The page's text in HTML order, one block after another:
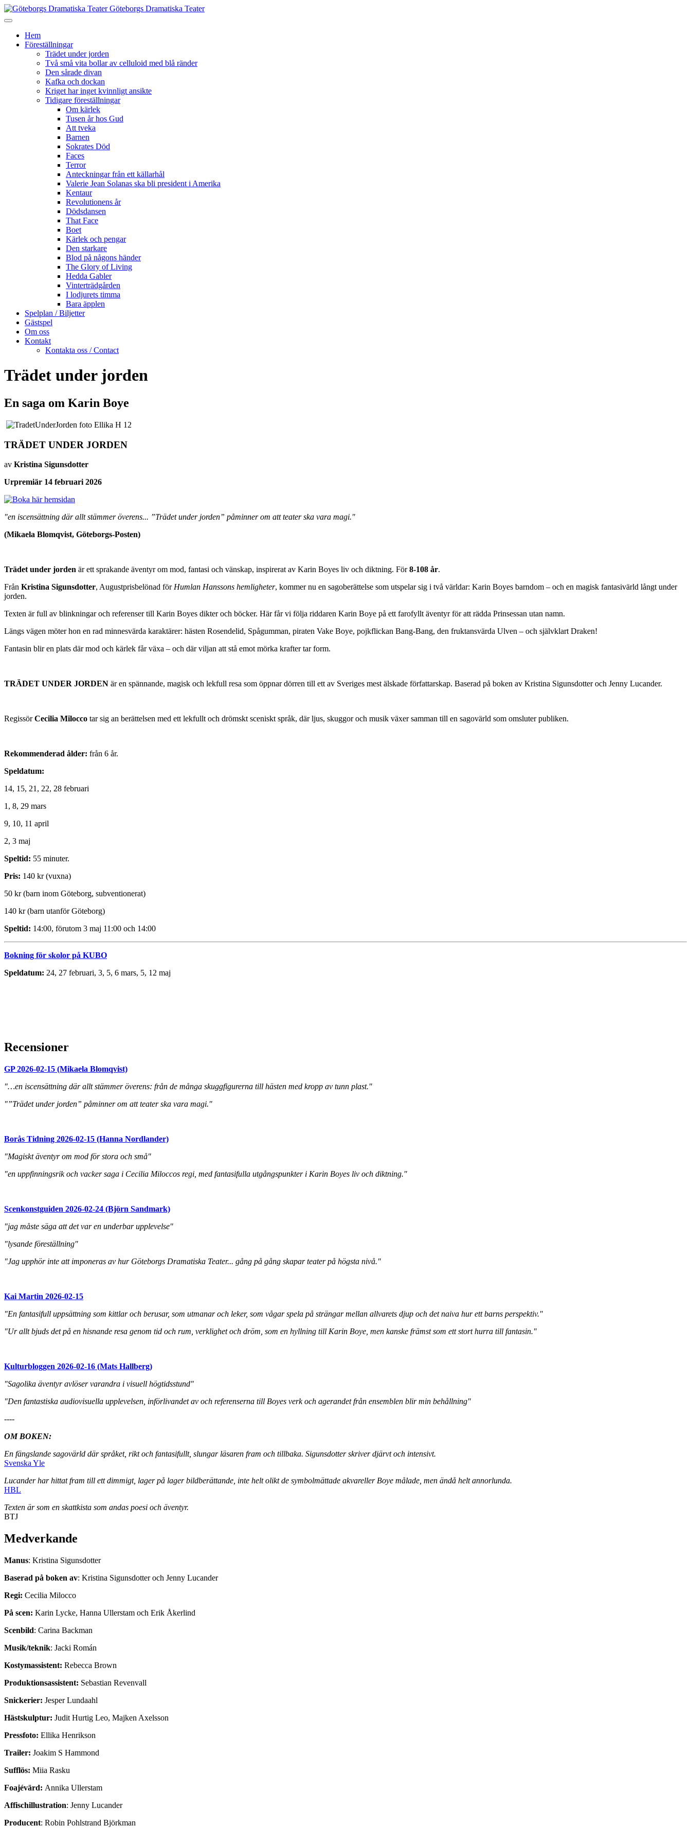
Göteborgs Dramatiska Teater
Hem
Föreställningar
Trädet under jorden
Två små vita bollar av celluloid med blå ränder
Den sårade divan
Kafka och dockan
Kriget har inget kvinnligt ansikte
Tidigare föreställningar
Om kärlek
Tusen år hos Gud
Att tveka
Barnen
Sokrates Död
Faces
Terror
Anteckningar från ett källarhål
Valerie Jean Solanas ska bli president i Amerika
Kentaur
Revolutionens år
Dödsdansen
That Face
Boet
Kärlek och pengar
Den starkare
Blod på någons händer
The Glory of Living
Hedda Gabler
Vinterträdgården
I lodjurets timma
Bara äpplen
Spelplan / Biljetter
Gästspel
Om oss
Kontakt
Kontakta oss / Contact
Trädet under jorden
En saga om Karin Boye
TRÄDET UNDER JORDEN
av Kristina Sigunsdotter
Urpremiär 14 februari 2026
"en iscensättning där allt stämmer överens... ”Trädet under jorden” påminner om att teater ska vara magi."
(Mikaela Blomqvist, Göteborgs-Posten)
Trädet under jorden är ett sprakande äventyr om mod, fantasi och vänskap, inspirerat av Karin Boyes liv och diktning. För8-108 år.
Från Kristina Sigunsdotter, Augustprisbelönad för Humlan Hanssons hemligheter, kommer nu en sagoberättelse som utspelar sig i två världar: Karin Boyes barndom – och en magisk fantasivärld långt under
jorden.
Texten är full av blinkningar och referenser till Karin Boyes dikter och böcker. Här får vi följa riddaren Karin Boye på ett farofyllt äventyr för att rädda Prinsessan utan namn.
Längs vägen möter hon en rad minnesvärda karaktärer: hästen Rosendelid, Spågumman, piraten Vake Boye, pojkflickan Bang-Bang, den fruktansvärda Ulven – och självklart Draken!
Fantasin blir en plats där mod och kärlek får växa – och där viljan att stå emot mörka krafter tar form.
TRÄDET UNDER JORDEN är en spännande, magisk och lekfull resa som öppnar dörren till ett av Sveriges mest älskade författarskap. Baserad på boken av Kristina Sigunsdotter och Jenny Lucander.
RegissörCecilia Milocco tar sig an berättelsen med ett lekfullt och drömskt sceniskt språk, där ljus, skuggor och musik växer samman till en sagovärld som omsluter publiken.
Rekommenderad ålder: från 6 år.
Speldatum:
14, 15, 21, 22, 28 februari
1, 8, 29 mars
9, 10, 11 april
2, 3 maj
Speltid: 55 minuter.
Pris: 140 kr (vuxna)
50 kr (barn inom Göteborg, subventionerat)
140 kr (barn utanför Göteborg)
Speltid: 14:00, förutom 3 maj 11:00 och 14:00
Bokning för skolor på KUBO
Speldatum: 24, 27 februari, 3, 5, 6 mars, 5, 12 maj
Recensioner
GP 2026-02-15 (Mikaela Blomqvist)
"…en iscensättning där allt stämmer överens: från de många skuggfigurerna till hästen med kropp av tunn plast."
"”Trädet under jorden” påminner om att teater ska vara magi."
Borås Tidning 2026-02-15 (Hanna Nordlander)
"Magiskt äventyr om mod för stora och små"
"en uppfinningsrik och vacker saga i Cecilia Miloccos regi, med fantasifulla utgångspunkter i Karin Boyes liv och diktning."
Scenkonstguiden 2026-02-24 (Björn Sandmark)
"jag måste säga att det var en underbar upplevelse"
"lysande föreställning"
"Jag upphör inte att imponeras av hur Göteborgs Dramatiska Teater... gång på gång skapar teater på högsta nivå."
Kai Martin 2026-02-15
"En fantasifull uppsättning som kittlar och berusar, som utmanar och leker, som vågar spela på strängar mellan allvarets djup och det naiva hur ett barns perspektiv."
"Ur allt bjuds det på en hisnande resa genom tid och rum, verklighet och dröm, som en hyllning till Karin Boye, men kanske främst som ett stort hurra till fantasin."
Kulturbloggen 2026-02-16 (Mats Hallberg)
"Sagolika äventyr avlöser varandra i visuell högtidsstund"
"Den fantastiska audiovisuella upplevelsen, införlivandet av och referenserna till Boyes verk och agerandet från ensemblen blir min behållning"
----
OM BOKEN:
En fängslande sagovärld där språket, rikt och fantasifullt, slungar läsaren fram och tillbaka. Sigunsdotter skriver djärvt och intensivt.
Svenska Yle
Lucander har hittat fram till ett dimmigt, lager på lager bildberättande, inte helt olikt de symbolmättade akvareller Boye målade, men ändå helt annorlunda.
HBL
Texten är som en skattkista som andas poesi och äventyr.
BTJ
Medverkande
Manus: Kristina Sigunsdotter
Baserad på boken av: Kristina Sigunsdotter och Jenny Lucander
Regi: Cecilia Milocco
På scen: Karin Lycke, Hanna Ullerstam och Erik Åkerlind
Scenbild: Carina Backman
Musik/teknik: Jacki Román
Kostymassistent: Rebecca Brown
Produktionsassistent: Sebastian Revenvall
Snickerier: Jesper Lundaahl
Hästskulptur: Judit Hurtig Leo, Majken Axelsson
Pressfoto: Ellika Henrikson
Trailer: Joakim S Hammond
Sufflös: Miia Rasku
Foajévärd: Annika Ullerstam
Affischillustration: Jenny Lucander
Producent: Robin Pohlstrand Björkman